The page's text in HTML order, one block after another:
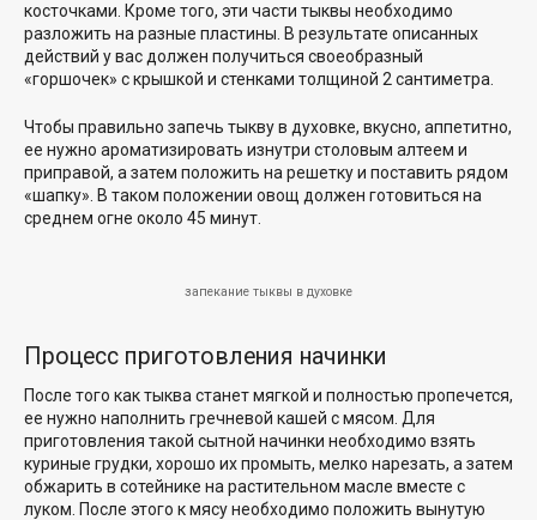
косточками. Кроме того, эти части тыквы необходимо
разложить на разные пластины. В результате описанных
действий у вас должен получиться своеобразный
«горшочек» с крышкой и стенками толщиной 2 сантиметра.
Чтобы правильно запечь тыкву в духовке, вкусно, аппетитно,
ее нужно ароматизировать изнутри столовым алтеем и
приправой, а затем положить на решетку и поставить рядом
«шапку». В таком положении овощ должен готовиться на
среднем огне около 45 минут.
запекание тыквы в духовке
Процесс приготовления начинки
После того как тыква станет мягкой и полностью пропечется,
ее нужно наполнить гречневой кашей с мясом. Для
приготовления такой сытной начинки необходимо взять
куриные грудки, хорошо их промыть, мелко нарезать, а затем
обжарить в сотейнике на растительном масле вместе с
луком. После этого к мясу необходимо положить вынутую